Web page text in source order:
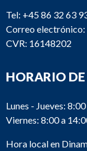
Tel: +45 86 32 63
Correo electrónico:
CVR: 16148202
HORARIO
Lunes - Jueves:
Viernes: 8:00 a
Hora local en